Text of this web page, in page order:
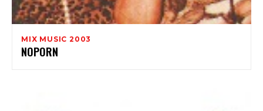
MIX MUSIC 2003
NOPORN